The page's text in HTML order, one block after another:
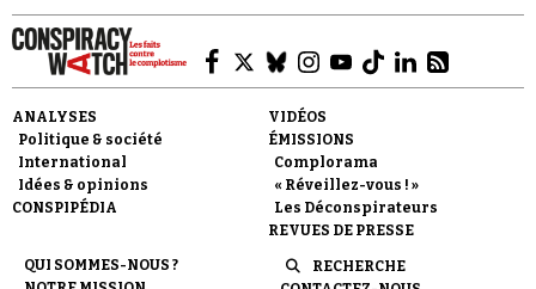
ANALYSES
Politique & société
International
Idées & opinions
CONSPIPÉDIA
VIDÉOS
ÉMISSIONS
Complorama
« Réveillez-vous ! »
Les Déconspirateurs
REVUES DE PRESSE
QUI SOMMES-NOUS ?
RECHERCHE